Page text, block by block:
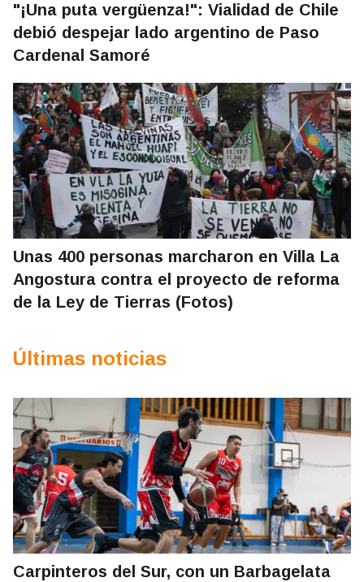
"¡Una puta vergüenza!": Vialidad de Chile
debió despejar lado argentino de Paso
Cardenal Samoré
Unas 400 personas marcharon en Villa La
Angostura contra el proyecto de reforma
de la Ley de Tierras (Fotos)
Últimas noticias
Carpinteros del Sur, con un Barbagelata